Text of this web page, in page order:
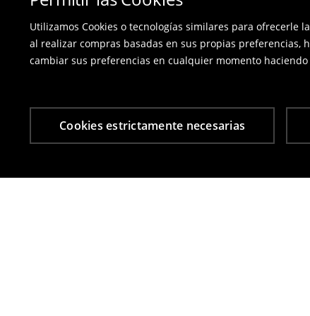
Utilizamos Cookies o tecnologías similares para
al realizar compras basadas en sus propias
cambiar sus preferencias en cualquier momento
Cookies estrictamente necesarias